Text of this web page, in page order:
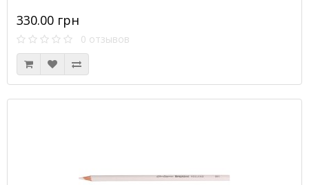
330.00 грн
0 отзывов